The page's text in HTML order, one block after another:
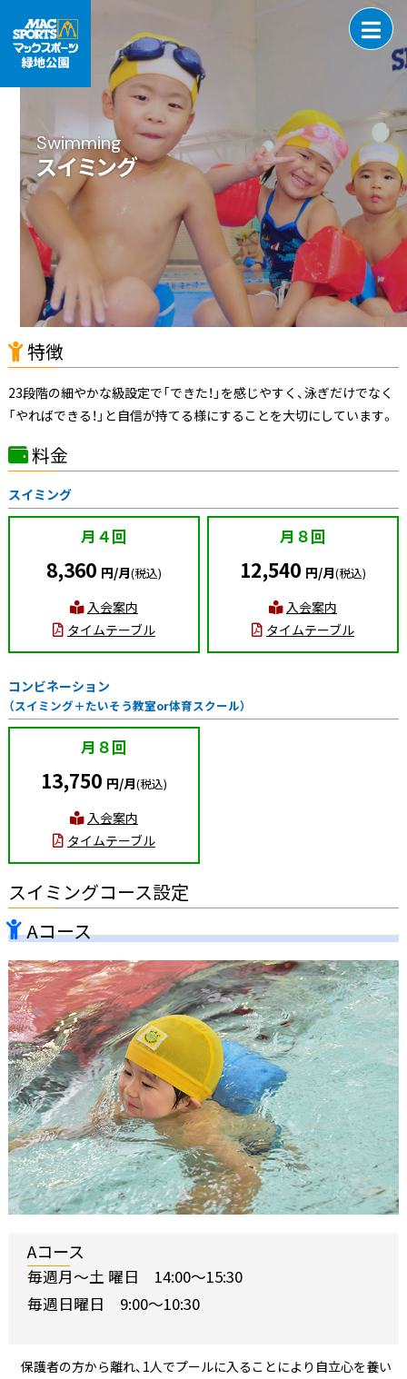
Swimming
スイミング
特徴
23段階の細やかな級設定で「できた！」を感じやすく、泳ぎだけでなく
「やればできる！」と自信が持てる様にすることを大切にしています。
料金
スイミング
月４回
8,360 円/月(税込)
入会案内
タイムテーブル
月８回
12,540 円/月(税込)
入会案内
タイムテーブル
コンビネーション
（スイミング＋たいそう教室or体育スクール）
月８回
13,750 円/月(税込)
入会案内
タイムテーブル
スイミングコース設定
Aコース
Aコース
毎週月〜土 曜日 14:00〜15:30
毎週日曜日 9:00〜10:30
保護者の方から離れ、1人でプールに入ることにより自立心を養い